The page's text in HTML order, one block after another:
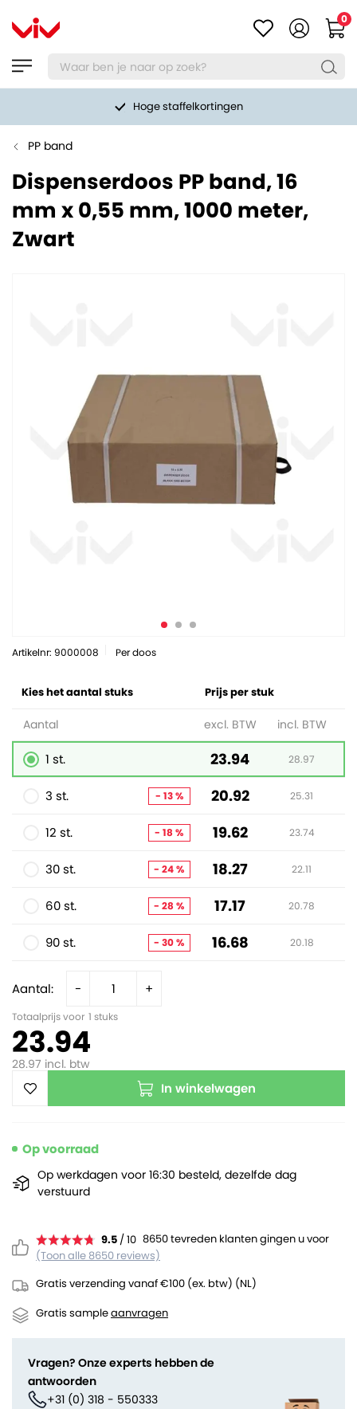
0
Hoge staffelkortingen
PP band
Dispenserdoos PP band, 16
mm x 0,55 mm, 1000 meter,
Zwart
Artikelnr: 9000008 Per doos
Aantal: - +
Totaalprijs voor 1 stuks
23.94
28.97 incl. btw
In winkelwagen
9.5 / 10 8650 tevreden klanten gingen u voor
(Toon alle 8650 reviews)
Gratis verzending vanaf €100 (ex. btw) (NL)
Gratis sampleaanvragen
Kies het aantal stuks Prijs per stuk
Aantal excl. BTW incl. BTW
1 st. 23.94 28.97
3 st. - 13 % 20.92 25.31
12 st. - 18 % 19.62 23.74
30 st. - 24 % 18.27 22.11
60 st. - 28 % 17.17 20.78
90 st. - 30 % 16.68 20.18
Op voorraad
Op werkdagen voor 16:30 besteld, dezelfde dag
verstuurd
Vragen? Onze experts hebben de
antwoorden
+31 (0) 318 - 550333